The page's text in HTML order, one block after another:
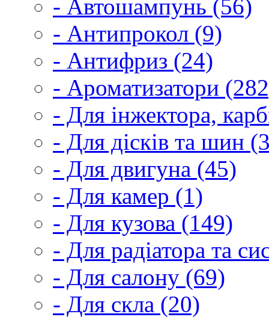
- Автошампунь (56)
- Антипрокол (9)
- Антифриз (24)
- Ароматизатори
- Для інжектора,
- Для дісків та шин
- Для двигуна (45)
- Для камер (1)
- Для кузова (149)
- Для радіатора та
- Для салону (69)
- Для скла (20)